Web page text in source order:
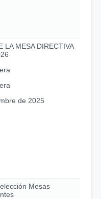
LA MESA DIRECTIVA
de 2025
Mesas